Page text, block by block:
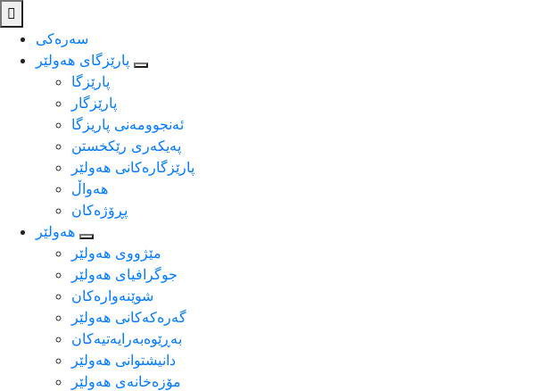
سەرەکی
پارێزگای هەولێر
پارێزگا
پارێزگار
ئه‌نجوومه‌نی پاریزگا
په‌یكه‌ری رێكخستن
پارێزگارەکانی هەولێر
هەواڵ
پڕۆژەکان
هەولێر
مێژووی هه‌ولێر
جوگرافیای هه‌ولێر
شوێنەوارەکان
گەرەکەکانی هەولێر
به‌ڕێوه‌به‌رایه‌تیه‌كان
دانیشتوانی هه‌ولێر
مۆزەخانەی هەولێر